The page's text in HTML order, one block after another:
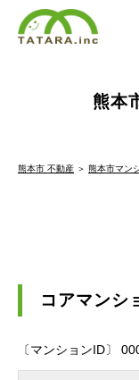
熊本
熊本市 不動産 ＞ 熊本市マン
コアマンシ
〔マンションID〕